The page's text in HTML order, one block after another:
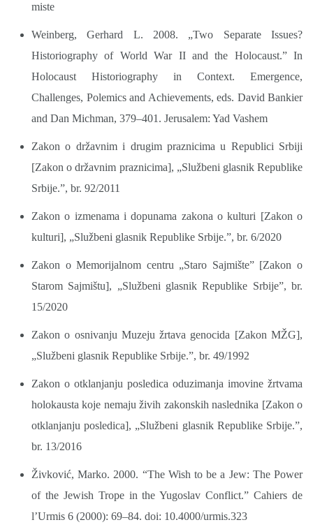
miste
Weinberg, Gerhard L. 2008. „Two Separate Issues?
Historiography of World War II and the Holocaust.” In
Holocaust Historiography in Context. Emergence,
Challenges, Polemics and Achievements, eds. David Bankier
and Dan Michman, 379–401. Jerusalem: Yad Vashem
Zakon o državnim i drugim praznicima u Republici Srbiji
[Zakon o državnim praznicima], „Službeni glasnik Republike
Srbije.”, br. 92/2011
Zakon o izmenama i dopunama zakona o kulturi [Zakon o
kulturi], „Službeni glasnik Republike Srbije.”, br. 6/2020
Zakon o Memorijalnom centru „Staro Sajmište” [Zakon o
Starom Sajmištu], „Službeni glasnik Republike Srbije”, br.
15/2020
Zakon o osnivanju Muzeju žrtava genocida [Zakon MŽG],
„Službeni glasnik Republike Srbije.”, br. 49/1992
Zakon o otklanjanju posledica oduzimanja imovine žrtvama
holokausta koje nemaju živih zakonskih naslednika [Zakon o
otklanjanju posledica], „Službeni glasnik Republike Srbije.”,
br. 13/2016
Živković, Marko. 2000. “The Wish to be a Jew: The Power
of the Jewish Trope in the Yugoslav Conflict.” Cahiers de
l’Urmis 6 (2000): 69–84. doi: 10.4000/urmis.323